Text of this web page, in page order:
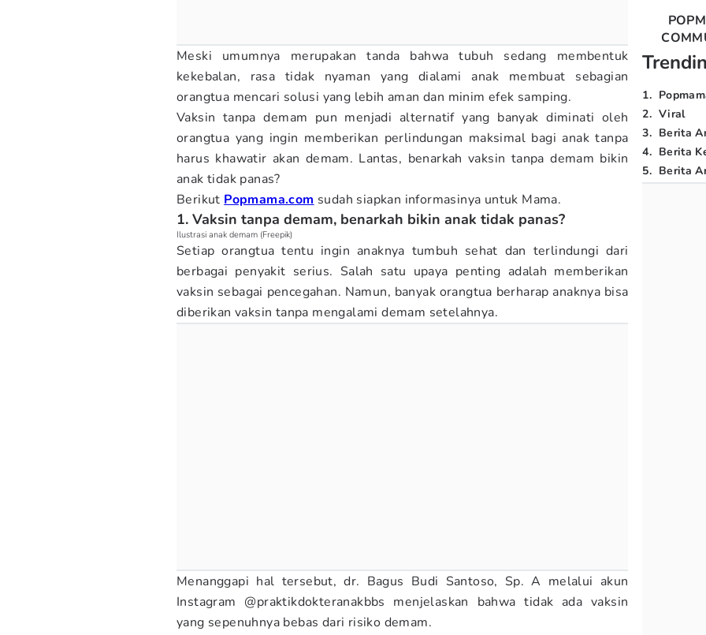
Meski umumnya merupakan tanda bahwa tubuh sedang membentuk
kekebalan, rasa tidak nyaman yang dialami anak membuat sebagian
orangtua mencari solusi yang lebih aman dan minim efek samping.
Vaksin tanpa demam pun menjadi alternatif yang banyak diminati oleh
orangtua yang ingin memberikan perlindungan maksimal bagi anak tanpa
harus khawatir akan demam. Lantas, benarkah vaksin tanpa demam bikin
anak tidak panas?
Berikut Popmama.com sudah siapkan informasinya untuk Mama.
1. Vaksin tanpa demam, benarkah bikin anak tidak panas?
Ilustrasi anak demam (Freepik)
Setiap orangtua tentu ingin anaknya tumbuh sehat dan terlindungi dari
berbagai penyakit serius. Salah satu upaya penting adalah memberikan
vaksin sebagai pencegahan. Namun, banyak orangtua berharap anaknya bisa
diberikan vaksin tanpa mengalami demam setelahnya.
Menanggapi hal tersebut, dr. Bagus Budi Santoso, Sp. A melalui akun
Instagram @praktikdokteranakbbs menjelaskan bahwa tidak ada vaksin
yang sepenuhnya bebas dari risiko demam.
1.
2. Viral
3. Berita
4. Berita
5. Berita